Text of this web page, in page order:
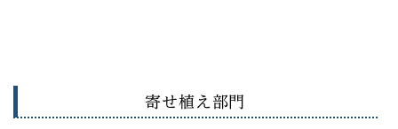
寄せ植え部門